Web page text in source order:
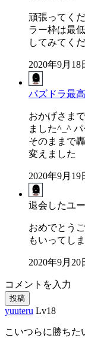
頑張ってく
ラー枠は最
してみてくだ
2020年9月18
パズドラ最高
おかげさま
ました^_^
そのままで
変えました
2020年9月19
退会したユ
おめでとう
もいってし
2020年9月20
コメントを入力
投稿
yuuteru Lv18
こいつらに勝ちた